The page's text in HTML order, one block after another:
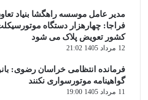
مدیر عامل موسسه راهگشا بنیاد
فراجا: چهارهزار دستگاه
کشور تعویض پلاک می شود
12 مرداد 1405 21:02
فرمانده انتظامی خراسان رضوی:
گواهینامه موتورسواری نکنند
11 مرداد 1405 19:00